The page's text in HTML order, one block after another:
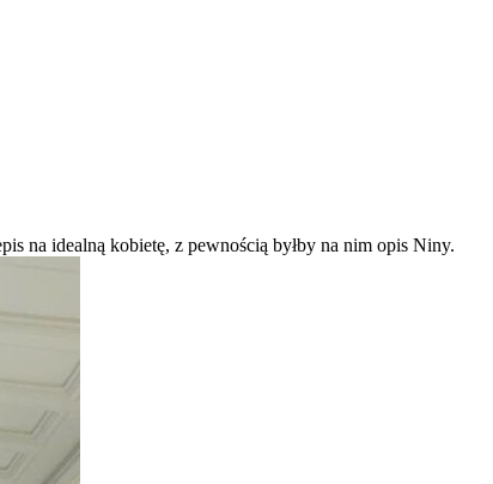
na idealną kobietę, z pewnością byłby na nim opis Niny.